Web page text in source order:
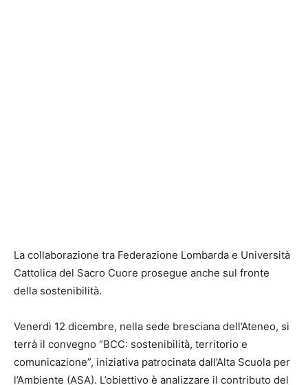
La collaborazione tra Federazione Lombarda e Università
Cattolica del Sacro Cuore prosegue anche sul fronte
della sostenibilità.
Venerdì 12 dicembre, nella sede bresciana dell’Ateneo, si
terrà il convegno “BCC: sostenibilità, territorio e
comunicazione”, iniziativa patrocinata dall’Alta Scuola per
l’Ambiente (ASA). L’obiettivo è analizzare il contributo del